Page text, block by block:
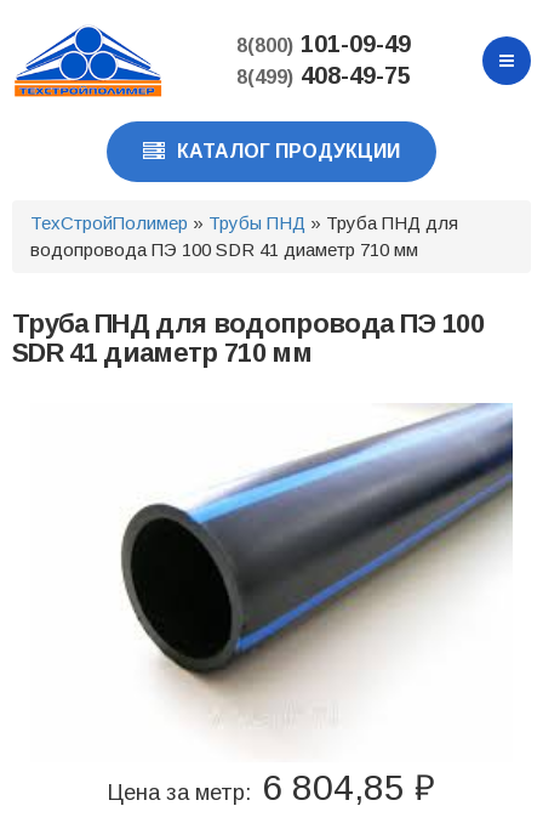
основному
содержанию
8(800)101-09-49
8(499)408-49-75
КАТАЛОГ ПРОДУКЦИИ
ТехСтройПолимер » Трубы ПНД » Труба ПНД для
водопровода ПЭ 100 SDR 41 диаметр 710 мм
Труба ПНД для водопровода ПЭ 100
SDR 41 диаметр 710 мм
Цена за метр: 6 804,85 ₽